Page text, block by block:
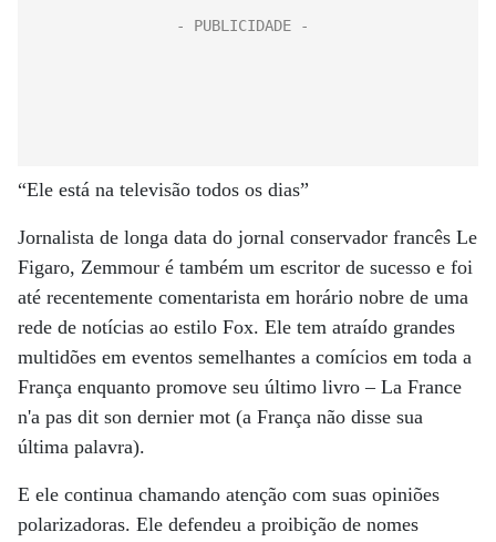
“Ele está na televisão todos os dias”
Jornalista de longa data do jornal conservador francês Le
Figaro, Zemmour é também um escritor de sucesso e foi
até recentemente comentarista em horário nobre de uma
rede de notícias ao estilo Fox. Ele tem atraído grandes
multidões em eventos semelhantes a comícios em toda a
França enquanto promove seu último livro – La France
n'a pas dit son dernier mot (a França não disse sua
última palavra).
E ele continua chamando atenção com suas opiniões
polarizadoras. Ele defendeu a proibição de nomes